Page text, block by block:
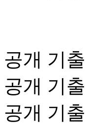
공개 기
공개 기
공개 기